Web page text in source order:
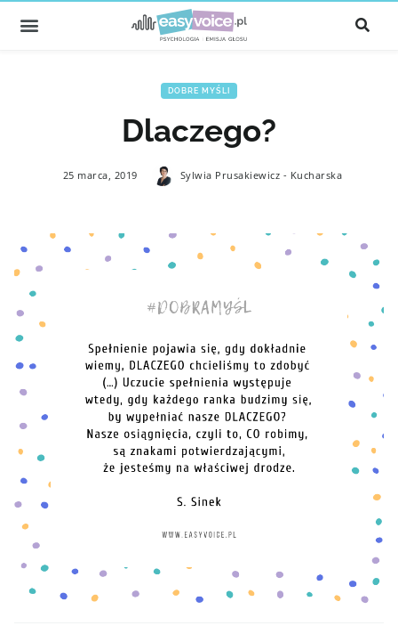
DOBRE MYŚLI
Dlaczego?
25 marca, 2019 Sylwia Prusakiewicz - Kucharska